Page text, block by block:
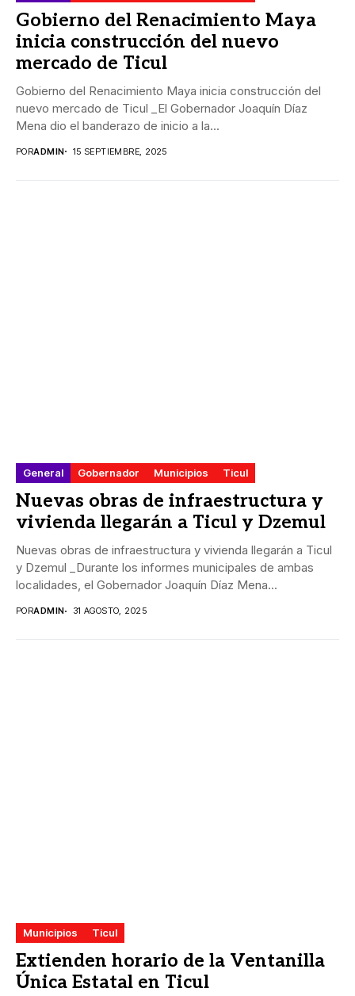
Gobierno del Renacimiento Maya
inicia construcción del nuevo
mercado de Ticul
Gobierno del Renacimiento Maya inicia construcción del
nuevo mercado de Ticul _El Gobernador Joaquín Díaz
Mena dio el banderazo de inicio a la...
PORADMIN 15 SEPTIEMBRE, 2025
General Gobernador Municipios Ticul
Nuevas obras de infraestructura y
vivienda llegarán a Ticul y Dzemul
Nuevas obras de infraestructura y vivienda llegarán a Ticul
y Dzemul _Durante los informes municipales de ambas
localidades, el Gobernador Joaquín Díaz Mena...
PORADMIN 31 AGOSTO, 2025
Municipios Ticul
Extienden horario de la Ventanilla
Única Estatal en Ticul